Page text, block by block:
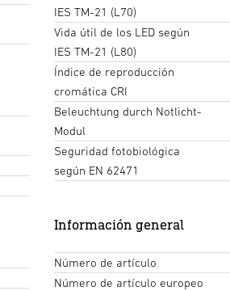
IES TM-21 (L70)
Vida útil de los LED según
IES TM-21 (L80)
Índice de reproducción
cromática CRI
Beleuchtung durch Notlicht-
Modul
Seguridad fotobiológica
según EN 62471
Información general
Número de artículo
Número de artículo europeo